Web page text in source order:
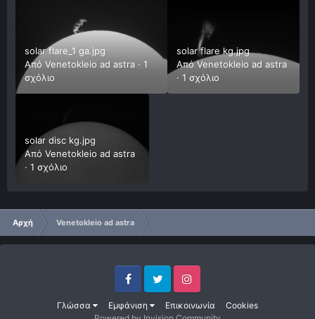
solar flare_1 ga.jpg
Από Venetokleio ad astra · 1
σχόλιο
solar flare kg.jpg
ΑπόVenetokleio ad astra
· 1 σχόλιο
solar disc kg.jpg
Από Venetokleio ad astra
· 1 σχόλιο
Αρχή Venetokleio ad astra
Γλώσσα Εμφάνιση Επικοινωνία Cookies
FacebookTwitter Instagram